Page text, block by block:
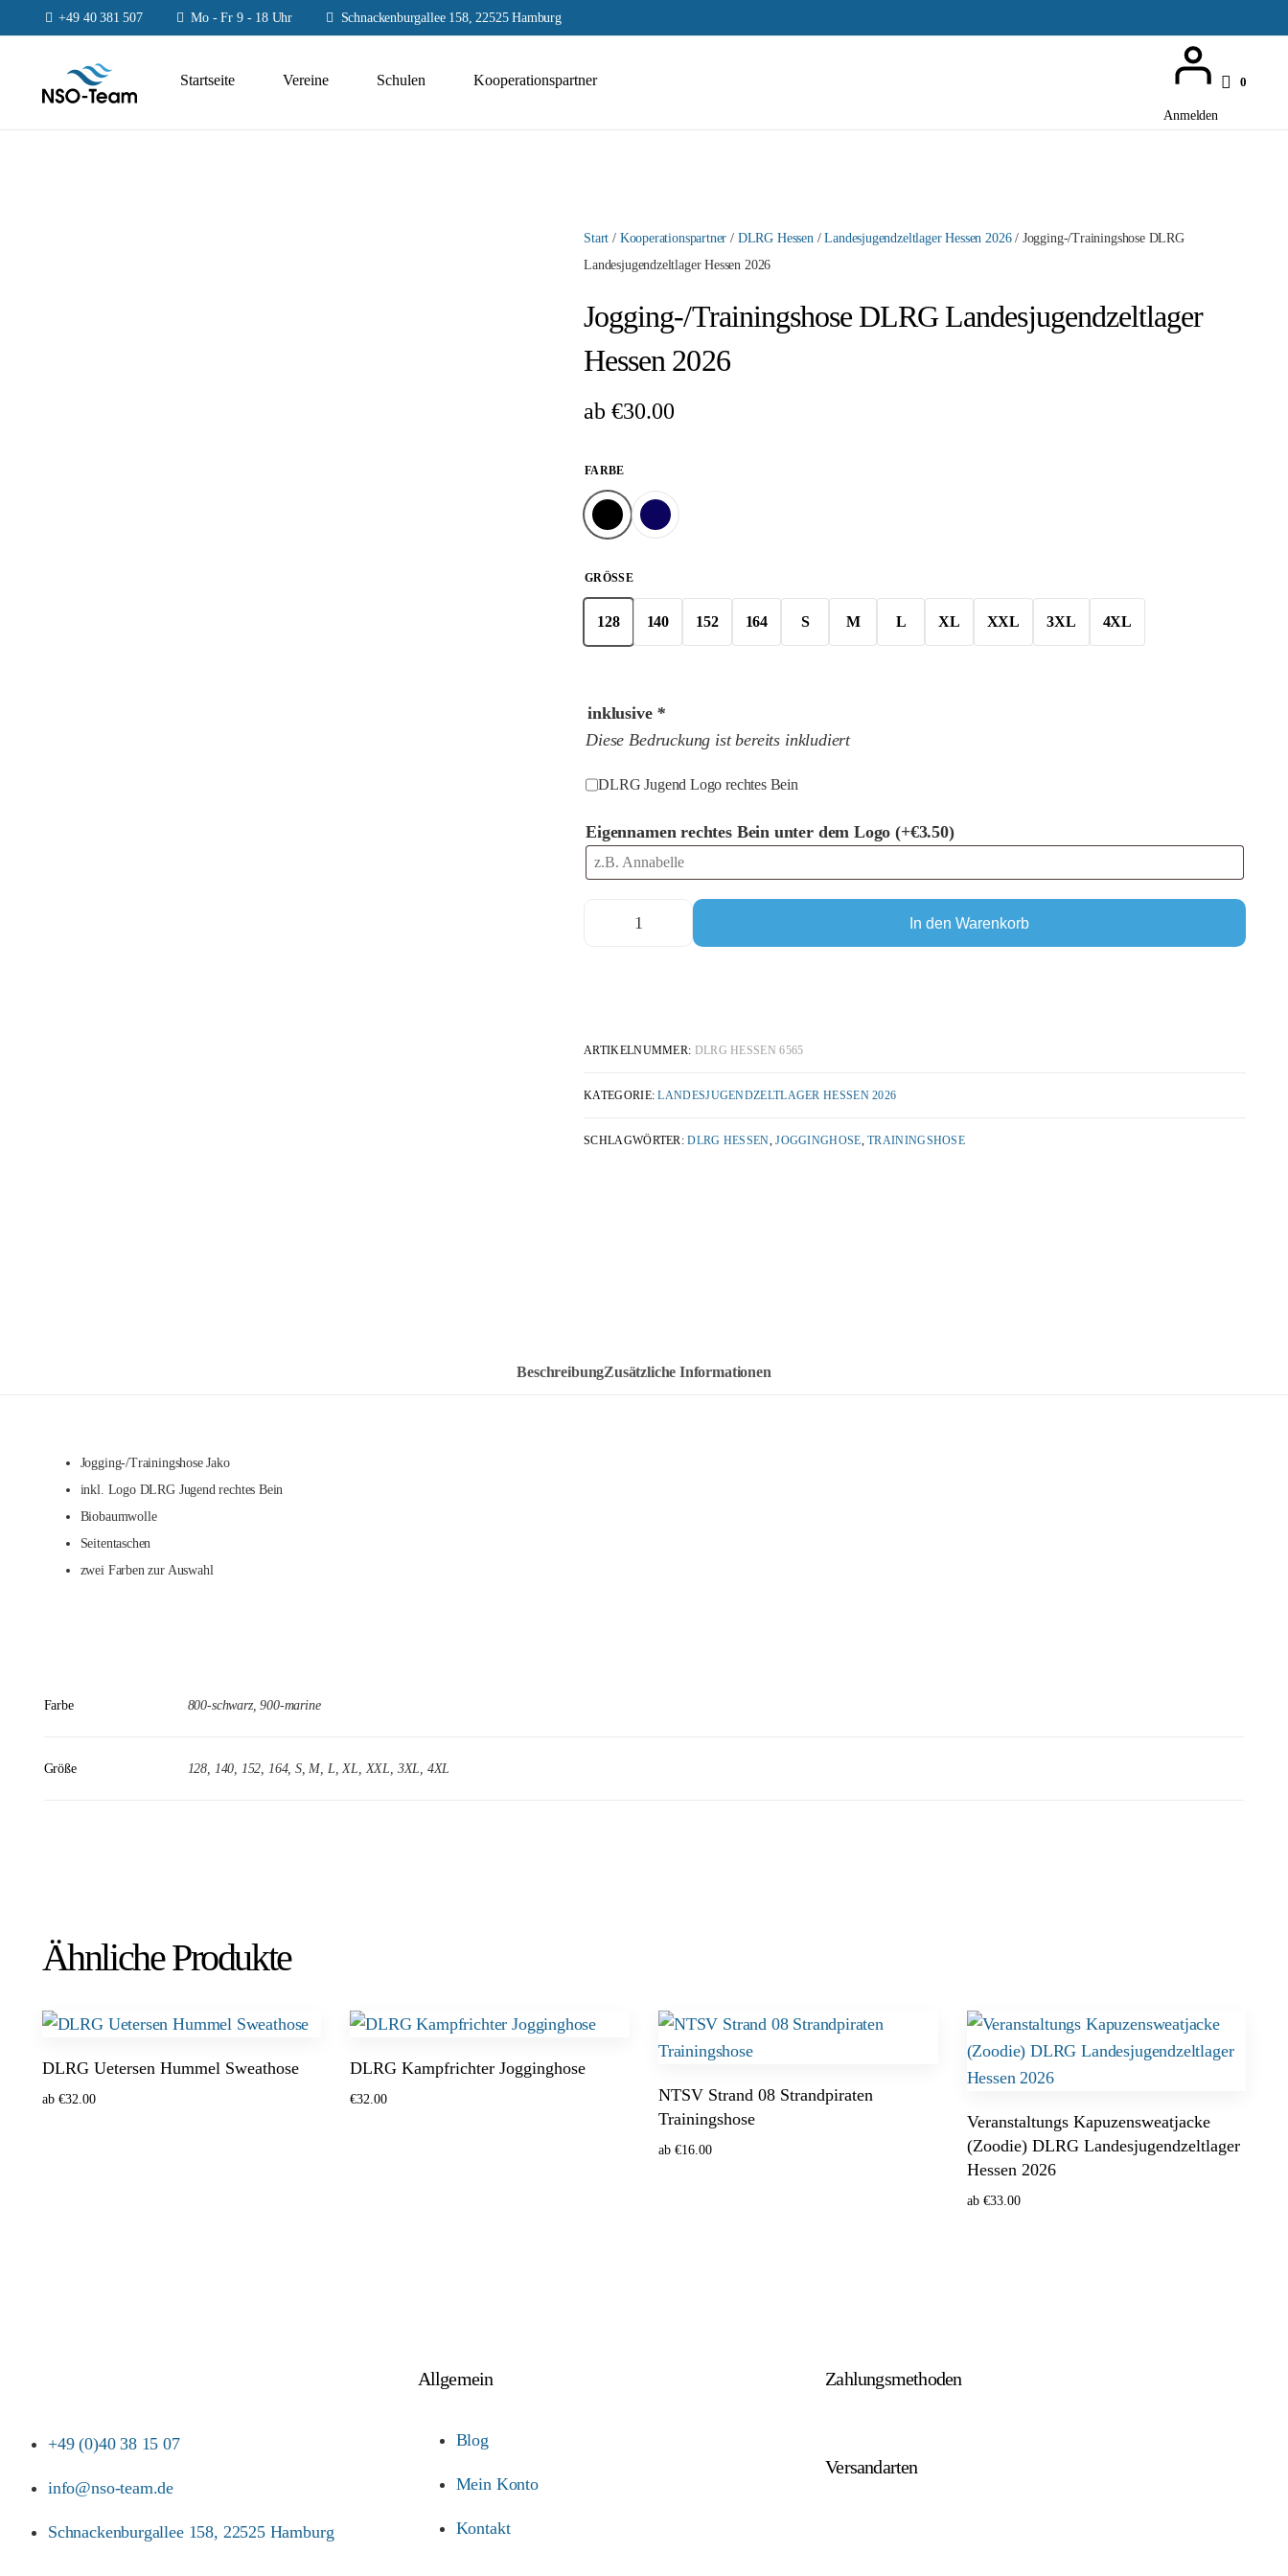
+49 40 381 507 Mo - Fr 9 - 18 Uhr Schnackenburgallee 158, 22525 Hamburg
Startseite Vereine Schulen Kooperationspartner
Anmelden
0
Start / Kooperationspartner / DLRG Hessen/Landesjugendzeltlager Hessen 2026/ Jogging-/Trainingshose DLRG
Landesjugendzeltlager Hessen 2026
Jogging-/Trainingshose DLRG Landesjugendzeltlager
Hessen 2026
ab€30.00
FARBE
GRÖSSE
128 140 152 164 S M L XL XXL 3XL 4XL
inklusive *
Diese Bedruckung ist bereits inkludiert
DLRG Jugend Logo rechtes Bein
Eigennamen rechtes Bein unter dem Logo(+€3.50)
In den Warenkorb
ARTIKELNUMMER: DLRG HESSEN 6565
KATEGORIE:LANDESJUGENDZELTLAGER HESSEN 2026
SCHLAGWÖRTER:DLRG HESSEN,JOGGINGHOSE,TRAININGSHOSE
BeschreibungZusätzliche Informationen
Jogging-/Trainingshose Jako
inkl. Logo DLRG Jugend rechtes Bein
Biobaumwolle
Seitentaschen
zwei Farben zur Auswahl
Farbe 800-schwarz, 900-marine
Größe 128, 140, 152, 164, S, M, L, XL, XXL, 3XL, 4XL
Ähnliche Produkte
DLRG Uetersen Hummel Sweathose
ab €32.00
DLRG Kampfrichter Jogginghose
€32.00
NTSV Strand 08 Strandpiraten
Trainingshose
ab €16.00
Veranstaltungs Kapuzensweatjacke
(Zoodie) DLRG Landesjugendzeltlager
Hessen 2026
ab €33.00
+49 (0)40 38 15 07
info@nso-team.de
Schnackenburgallee 158, 22525 Hamburg
Allgemein
Blog
Mein Konto
Kontakt
Zahlungsmethoden
Versandarten